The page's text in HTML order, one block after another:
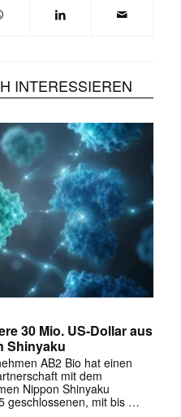
INTERESSIEREN
30 Mio. US-Dollar aus
Shinyaku
AB2 Bio hat einen
mit dem
Nippon Shinyaku
geschlossenen, mit bis …